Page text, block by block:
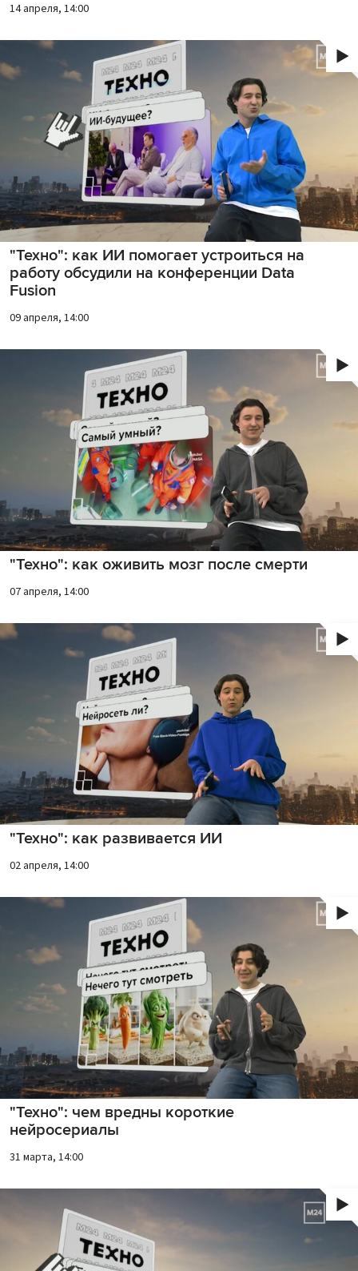
14 апреля, 14:00
"Техно": как ИИ помогает устроиться на
работу обсудили на конференции Data
Fusion
09 апреля, 14:00
"Техно": как оживить мозг после смерти
07 апреля, 14:00
"Техно": как развивается ИИ
02 апреля, 14:00
"Техно": чем вредны короткие
нейросериалы
31 марта, 14:00